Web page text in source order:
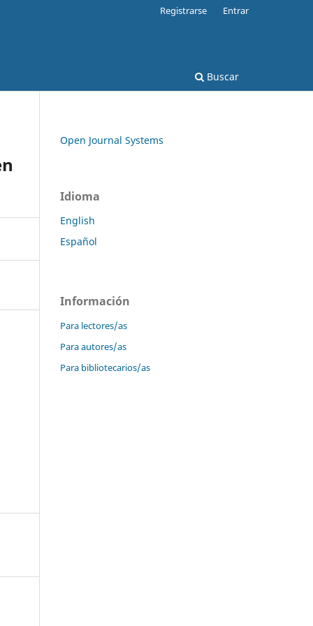
Buscar
Registrarse Entrar
Open Journal Systems
Idioma
English
Español
Información
Para lectores/as
Para autores/as
Para bibliotecarios/as